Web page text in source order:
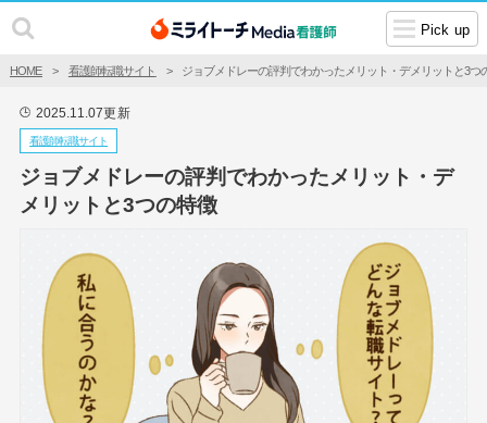
Pick up
🕒 2025.11.07更新
看護師転職サイト
ジョブメドレーの評判でわかったメリット・デ
メリットと3つの特徴
HOME 看護師転職サイト ジョブメドレーの評判でわかったメリット・デメリットと3つ